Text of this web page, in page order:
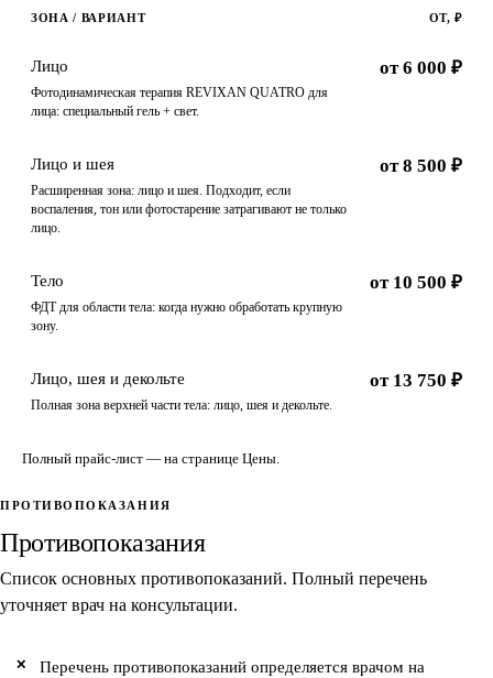
ЗОНА / ВАРИАНТ ОТ, ₽
Лицо
Фотодинамическая терапия REVIXAN QUATRO для
лица: специальный гель + свет.
от 6 000 ₽
Лицо и шея
Расширенная зона: лицо и шея. Подходит, если
воспаления, тон или фотостарение затрагивают не только
лицо.
от 8 500 ₽
Тело
ФДТ для области тела: когда нужно обработать крупную
зону.
от 10 500 ₽
Лицо, шея и декольте
Полная зона верхней части тела: лицо, шея и декольте.
от 13 750 ₽
Полный прайс-лист — на странице Цены.
ПРОТИВОПОКАЗАНИЯ
Противопоказания
Список основных противопоказаний. Полный перечень
уточняет врач на консультации.
Перечень противопоказаний определяется врачом на